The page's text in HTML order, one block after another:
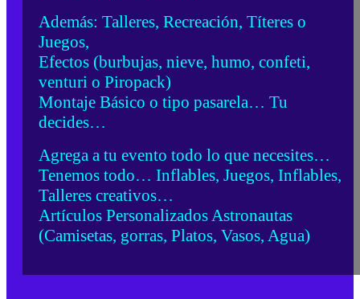
Además: Talleres, Recreación, Títeres o
Juegos,
Efectos (burbujas, nieve, humo, confeti,
venturi o Piropack)
Montaje Básico o tipo pasarela… Tu
decides…
Agrega a tu evento todo lo que necesites…
Tenemos todo… Inflables, Juegos, Inflables,
Talleres creativos…
Artículos Personalizados Astronautas
(Camisetas, gorras, Platos, Vasos, Agua)